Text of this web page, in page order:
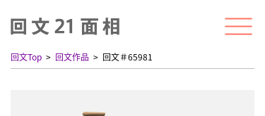
回文Top 回文作品 回文＃65981